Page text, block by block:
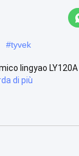
#tyvek
lingyao
di più